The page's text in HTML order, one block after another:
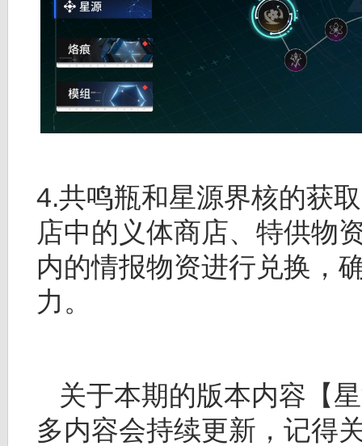
4.共鸣瓶和星源界核的获
店中的义体商店、特供物
内的情报物资进行兑换，
力。
关于本期的版本内容【
多内容会持续更新，记得